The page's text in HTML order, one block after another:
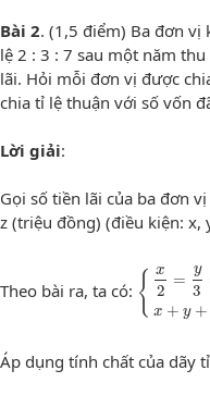
Bài 2. (1,5 điểm) Ba đơn vị
lệ 2 : 3 : 7 sau một năm
lãi. Hỏi mỗi đơn vị được
chia tỉ lệ thuận với số vốn
Lời giải:
Gọi số tiền lãi của ba đơn
z (triệu đồng) (điều kiện: x,
Theo bài ra, ta có: { x
2
=
y
3
x + y +
{x 2= y3 =z
Áp dụng tính chất của dãy